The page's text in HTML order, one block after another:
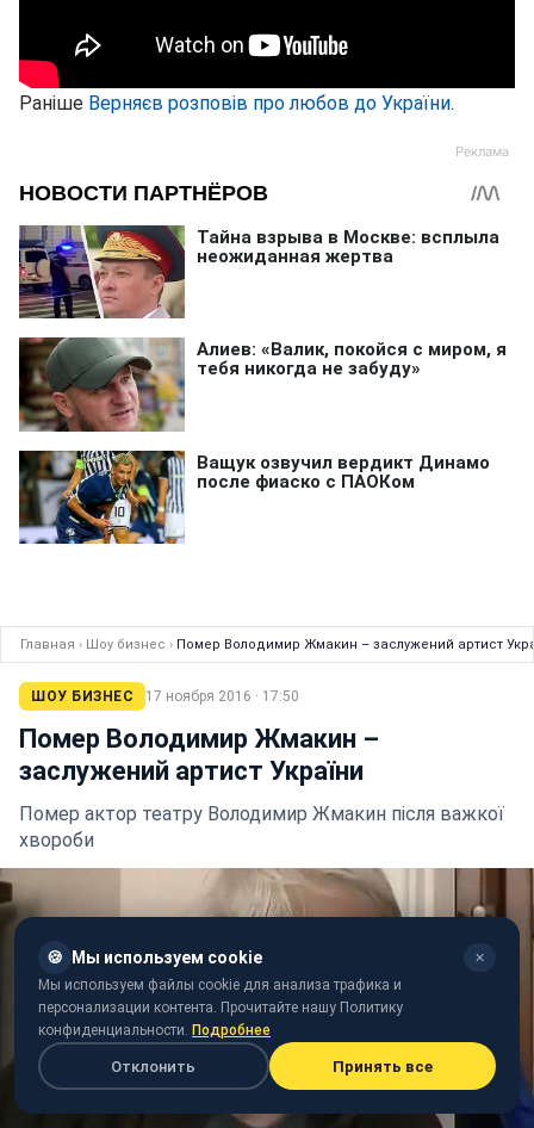
Раніше Верняєв розповів про любов до України.
Главная › Шоу бизнес › Помер Володимир Жмакин – заслужений артист
ШОУ БИЗНЕС 17 ноября 2016 · 17:50
Помер Володимир Жмакин –
заслужений артист України
Помер актор театру Володимир Жмакин після важкої
хвороби
🍪 Мы используем cookie ✕
Мы используем файлы cookie для анализа трафика и
персонализации контента. Прочитайте нашу Политику
конфиденциальности. Подробнее
Отклонить Принять все